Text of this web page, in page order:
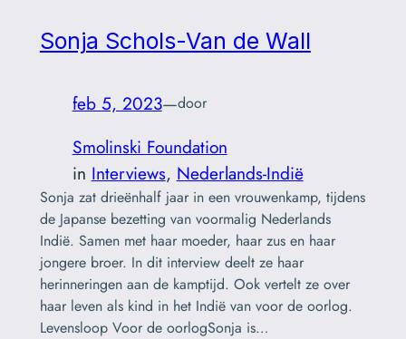
Sonja Schols-Van de Wall
feb 5, 2023—door
Smolinski Foundation
in Interviews, Nederlands-Indië
Sonja zat drieënhalf jaar in een vrouwenkamp, tijdens
de Japanse bezetting van voormalig Nederlands
Indië. Samen met haar moeder, haar zus en haar
jongere broer. In dit interview deelt ze haar
herinneringen aan de kamptijd. Ook vertelt ze over
haar leven als kind in het Indië van voor de oorlog.
Levensloop Voor de oorlogSonja is…